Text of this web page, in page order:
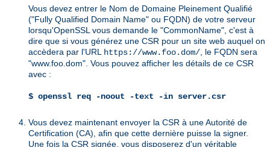
Vous devez entrer le Nom de Domaine Pleinement Qualifié
("Fully Qualified Domain Name" ou FQDN) de votre serveur
lorsqu'OpenSSL vous demande le "CommonName", c'est à
dire que si vous générez une CSR pour un site web auquel on
accèdera par l'URL https://www.foo.dom/ , le FQDN sera
"www.foo.dom". Vous pouvez afficher les détails de ce CSR
avec :
$ openssl req -noout -text -in server.csr
Vous devez maintenant envoyer la CSR à une Autorité de
Certification (CA), afin que cette dernière puisse la signer.
Une fois la CSR signée, vous disposerez d'un véritable